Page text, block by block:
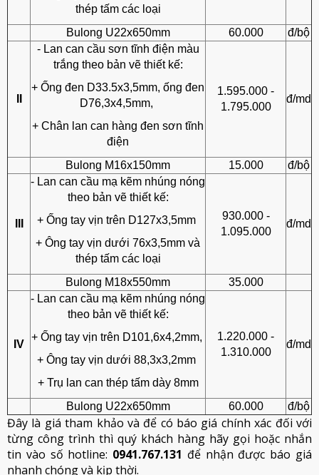
thép tấm các loại
Bulong U22x650mm 60.000 đ/bộ
- Lan can cầu sơn tĩnh điện màu
trắng theo bản vẽ thiết kế:
+ Ống đen D33.5x3,5mm, ống đen
D76,3x4,5mm,
+ Chân lan can hàng đen sơn tĩnh
điện
1.595.000 -
1.795.000
đ/md
Bulong M16x150mm 15.000 đ/bộ
- Lan can cầu mạ kẽm nhúng nóng
theo bản vẽ thiết kế:
+ Ống tay vịn trên D127x3,5mm
+ Ông tay vịn dưới 76x3,5mm và
thép tấm các loại
930.000 -
1.095.000
đ/md
Bulong M18x550mm 35.000
IV
- Lan can cầu mạ kẽm nhúng nóng
theo bản vẽ thiết kế:
+ Ống tay vịn trên D101,6x4,2mm,
+ Ông tay vịn dưới 88,3x3,2mm
+ Trụ lan can thép tấm dày 8mm
1.220.000 -
1.310.000
đ/md
Bulong U22x650mm 60.000 đ/bộ
Đây là giá tham khảo và để có báo giá chính xác đối với
từng công trình thì quý khách hàng hãy gọi hoặc nhắn
tin vào số hotline: 0941.767.131 để nhận được báo giá
nhanh chóng và kịp thời.